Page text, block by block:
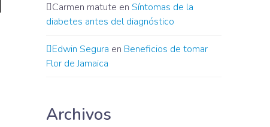
Carmen matute enSíntomas de la
diabetes antes del diagnóstico
Edwin Segura en Beneficios de tomar
Flor de Jamaica
Archivos